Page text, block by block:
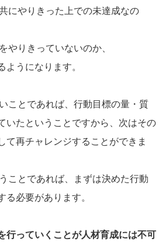
にやりきった上での未達成なの
やりきっていないのか、
うになります。
ことであれば、行動目標の量・質
いたということですから、次はその
て再チャレンジすることができま
ことであれば、まずは決めた行動
必要があります。
行っていくことが人材育成には不可